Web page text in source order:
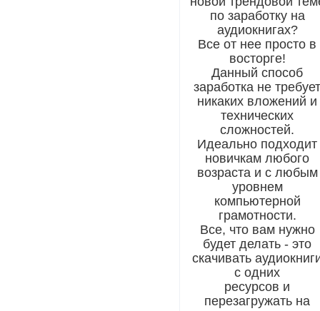
по заработку на
аудиокнигах?
Все от нее просто в
восторге!
Данный способ
заработка не
никаких вложений и
технических
сложностей.
Идеально подходит
новичкам любого
возраста и с любым
уровнем
компьютерной
грамотности.
Все, что вам нужно
будет делать - это
скачивать
с одних
ресурсов и
перезагружать на